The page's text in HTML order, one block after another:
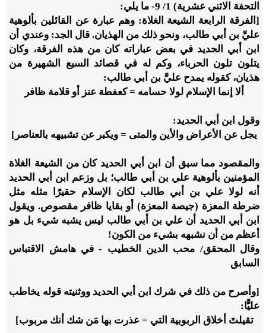
التحفة الاثني عشرية) 1
/
9- ما يلي:
[الفرقة الرابعة الشيعة الغلاة: وهم عبارة عن القائلين بألوهية
عليِّ بن أبي طالب، ونحو ذلك من الهذيان. قال الجد: وعندي أن
ابن أبي الحديد في بعض عباراته كان من هذه الفرقة، وكان
يتلون تلون الحرباء، وكم له في قصائد السبع الشهيرة من
هذيان، كقوله يمدح عليَّ بن أبي طالب:
ألا إنما الإسلام لولا حسامه = كعفطة عنز أو قلامة ظافر
وقول ابن أبي الحديد:
يجل عن الأعراض والأين والمتى = ويكبر عن تشبيهه بالعناصر]
والمقصود مما سبق أن ابن أبي الحديد كان من الشيعة الغلاة
المؤمنين بألوهية علي بن أبي طالب؛ بل وزعم ابن أبي الحديد
أنه لولا علي بن أبي طالب لكان الإسلام حقيرًا مثله مثل
ضرطة المعزة (جيصة المعزة) أو بقايا ظافر مقصوص. ويقول
ابن أبي الحديد أن علي بن أبي طالب ليس يشبه شيء بل هو
أعظم من أن نشبهه بشيء من الكون!
وقال المحقق/ محب الدين الخطيب - في هامش الاقتباس
السابق
[وأصرح من ذلك في شرك ابن أبي الحديد ووثنيته قوله يخاطب
عليًّا:
تقيلتَ أخلاق الربوبية التي = عذرت بها مَن شك أنك مربوب]